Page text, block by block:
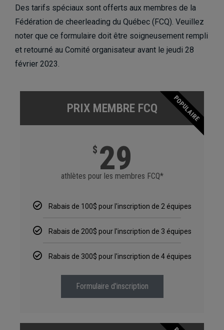
Des tarifs spéciaux sont offerts aux membres de la
Fédération de cheerleading du Québec (FCQ). Veuillez
noter que ce formulaire doit être soigneusement rempli
et retourné au Comité organisateur avant le jeudi 28
février 2023.
PRIX MEMBRE FCQ
$ 29
athlètes pour les membres FCQ*
Rabais de 100$ pour l'inscription de 2 équipes
Rabais de 200$ pour l'inscription de 3 équipes
Rabais de 300$ pour l'inscription de 4 équipes
Formulaire d'inscription
POPULAIRE